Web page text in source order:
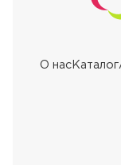
О насКаталог